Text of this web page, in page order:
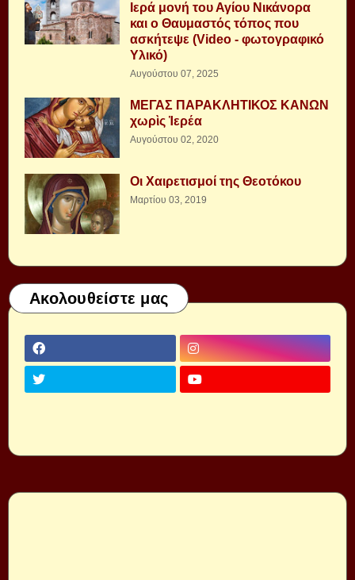
Ιερά μονή του Αγίου Νικάνορα
και ο Θαυμαστός τόπος που
ασκήτεψε (Video - φωτογραφικό
Υλικό)
Αυγούστου 07, 2025
ΜΕΓΑΣ ΠΑΡΑΚΛΗΤΙΚΟΣ ΚΑΝΩΝ
χωρὶς Ἱερέα
Αυγούστου 02, 2020
Οι Χαιρετισμοί της Θεοτόκου
Μαρτίου 03, 2019
Ακολουθείστε μας